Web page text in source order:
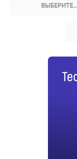
ВЫБЕРИТЕ...